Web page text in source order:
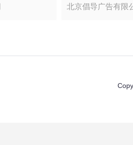
北京倡导广告有限